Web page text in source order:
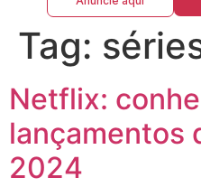
Tag:
Netflix:
lançamentos
2024